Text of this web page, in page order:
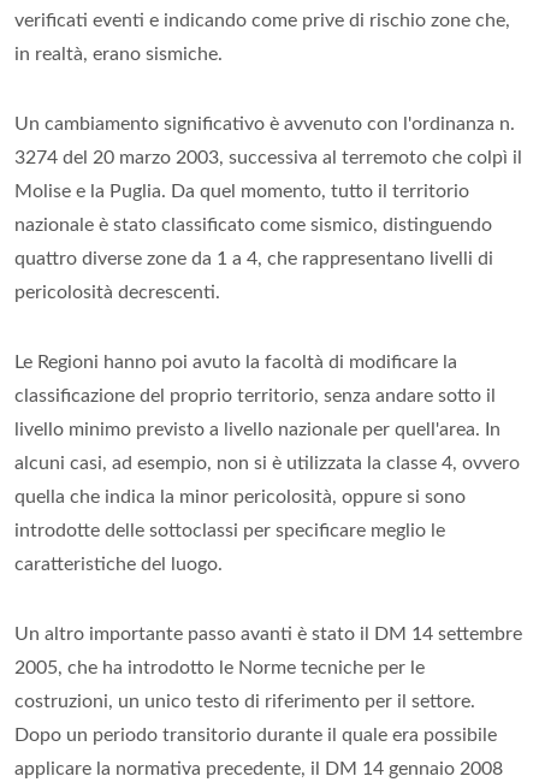
verificati eventi e indicando come prive di rischio zone che,
in realtà, erano sismiche.
Un cambiamento significativo è avvenuto con l'ordinanza n.
3274 del 20 marzo 2003, successiva al terremoto che colpì il
Molise e la Puglia. Da quel momento, tutto il territorio
nazionale è stato classificato come sismico, distinguendo
quattro diverse zone da 1 a 4, che rappresentano livelli di
pericolosità decrescenti.
Le Regioni hanno poi avuto la facoltà di modificare la
classificazione del proprio territorio, senza andare sotto il
livello minimo previsto a livello nazionale per quell'area. In
alcuni casi, ad esempio, non si è utilizzata la classe 4, ovvero
quella che indica la minor pericolosità, oppure si sono
introdotte delle sottoclassi per specificare meglio le
caratteristiche del luogo.
Un altro importante passo avanti è stato il DM 14 settembre
2005, che ha introdotto le Norme tecniche per le
costruzioni, un unico testo di riferimento per il settore.
Dopo un periodo transitorio durante il quale era possibile
applicare la normativa precedente, il DM 14 gennaio 2008